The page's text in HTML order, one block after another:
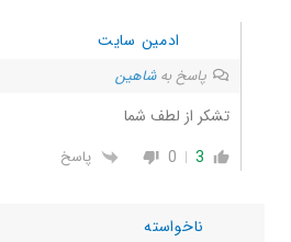
ادمین سایت
پاسخ بهشاهین
تشکر از لطف شما
3
0 پاسخ
ناخواسته